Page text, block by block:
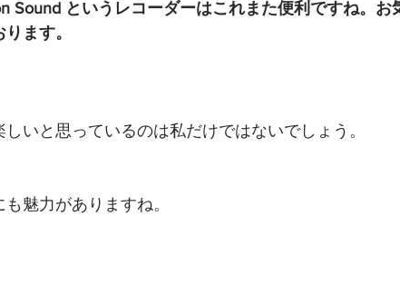
Sound というレコーダーはこれまた便利ですね。お
ます。
いと思っているのは私だけではないでしょう。
魅力がありますね。